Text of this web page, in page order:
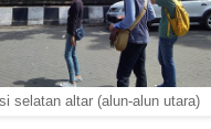
selatan altar (alun-alun utara)